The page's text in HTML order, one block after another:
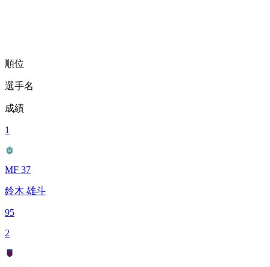
順位
選手名
成績
1
MF 37
鈴木 雄斗
95
2